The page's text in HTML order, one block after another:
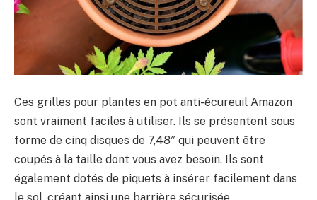
Ces grilles pour plantes en pot anti-écureuil Amazon
sont vraiment faciles à utiliser. Ils se présentent sous
forme de cinq disques de 7,48″ qui peuvent être
coupés à la taille dont vous avez besoin. Ils sont
également dotés de piquets à insérer facilement dans